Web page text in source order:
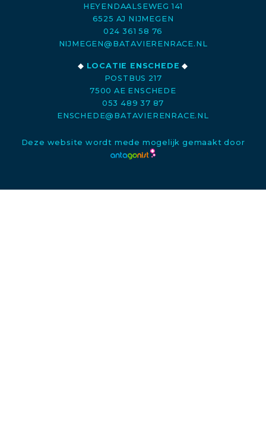
HEYENDAALSEWEG 141
6525 AJ NIJMEGEN
024 361 58 76
NIJMEGEN@BATAVIERENRACE.NL
◆ LOCATIE ENSCHEDE ◆
POSTBUS 217
7500 AE ENSCHEDE
053 489 37 87
ENSCHEDE@BATAVIERENRACE.NL
Deze website wordt mede mogelijk gemaakt door